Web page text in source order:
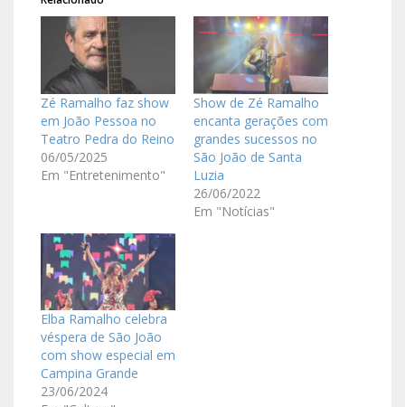
Zé Ramalho faz show
em João Pessoa no
Teatro Pedra do Reino
06/05/2025
Em "Entretenimento"
Show de Zé Ramalho
encanta gerações com
grandes sucessos no
São João de Santa
Luzia
26/06/2022
Em "Notícias"
Elba Ramalho celebra
véspera de São João
com show especial em
Campina Grande
23/06/2024